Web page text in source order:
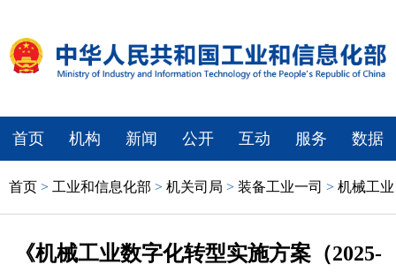
首页 机构 新闻 公开 互动 服务 数据
首页 > 工业和信息化部 > 机关司局 > 装备工业一司 > 机械工业
《机械工业数字化转型实施方案（2025-